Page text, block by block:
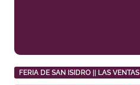
FERIA DE SAN ISIDRO || LAS VENTAS